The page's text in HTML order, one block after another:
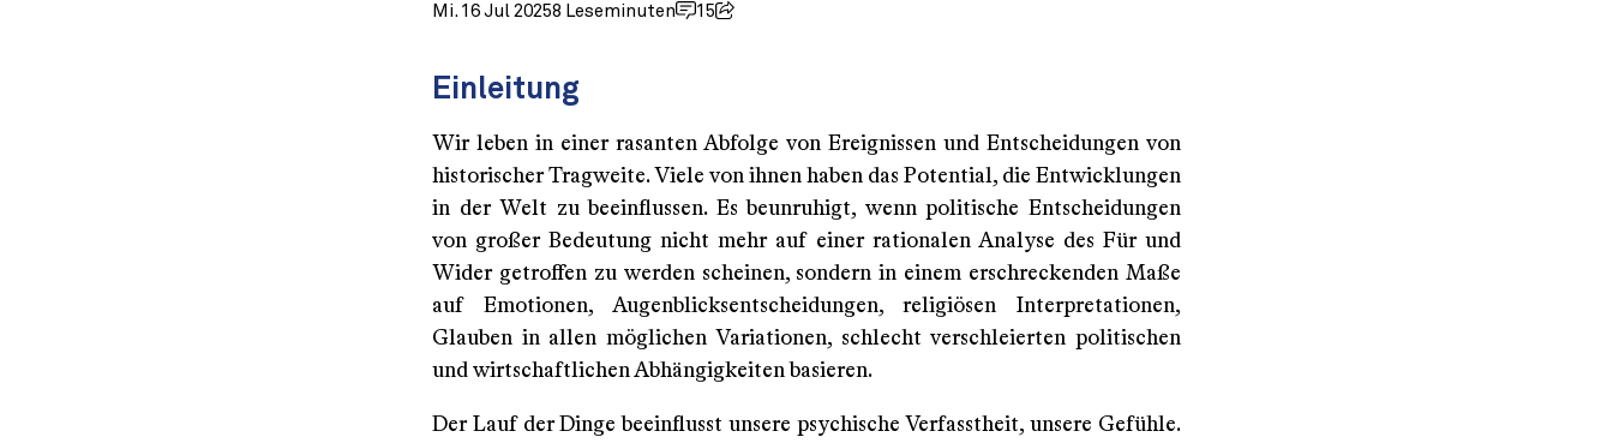
Mi. 16 Jul 20258 Leseminuten 15
Einleitung
Wir leben in einer rasanten Abfolge von Ereignissen und Entscheidungen von
historischer Tragweite. Viele von ihnen haben das Potential, die Entwicklungen
in der Welt zu beeinflussen. Es beunruhigt, wenn politische Entscheidungen
von großer Bedeutung nicht mehr auf einer rationalen Analyse des Für und
Wider getroffen zu werden scheinen, sondern in einem erschreckenden Maße
auf Emotionen, Augenblicksentscheidungen, religiösen Interpretationen,
Glauben in allen möglichen Variationen, schlecht verschleierten politischen
und wirtschaftlichen Abhängigkeiten basieren.
Der Lauf der Dinge beeinflusst unsere psychische Verfasstheit, unsere Gefühle.